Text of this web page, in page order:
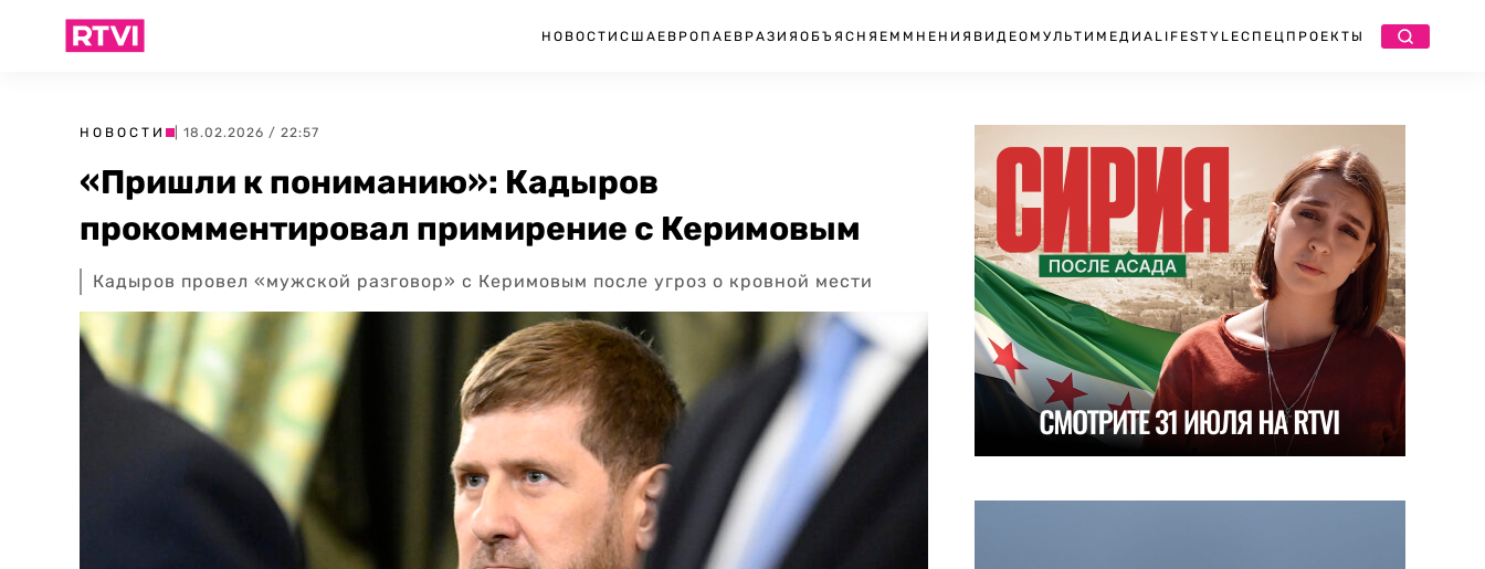
НОВОСТИ США ЕВРОПА ЕВРАЗИЯ ОБЪЯСНЯЕМ МНЕНИЯ ВИДЕО МУЛЬТИМЕДИА LIFESTYLEСПЕЦПРОЕКТЫ
НОВОСТИ | 18.02.2026 / 22:57
«Пришли к пониманию»: Кадыров
прокомментировал примирение с Керимовым
Кадыров провел «мужской разговор» с Керимовым после угроз о кровной мести